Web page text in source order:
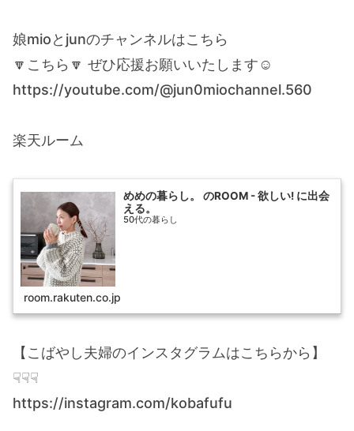
娘mioとjunのチャンネルはこちら
🔽こちら🔽 ぜひ応援お願いいたします☺️
https://youtube.com/@jun0miochannel.560
楽天ルーム
めめの暮らし。 のROOM - 欲しい! に出会
える。
50代の暮らし
room.rakuten.co.jp
【こばやし夫婦のインスタグラムはこちらから】
☟☟☟
https://instagram.com/kobafufu